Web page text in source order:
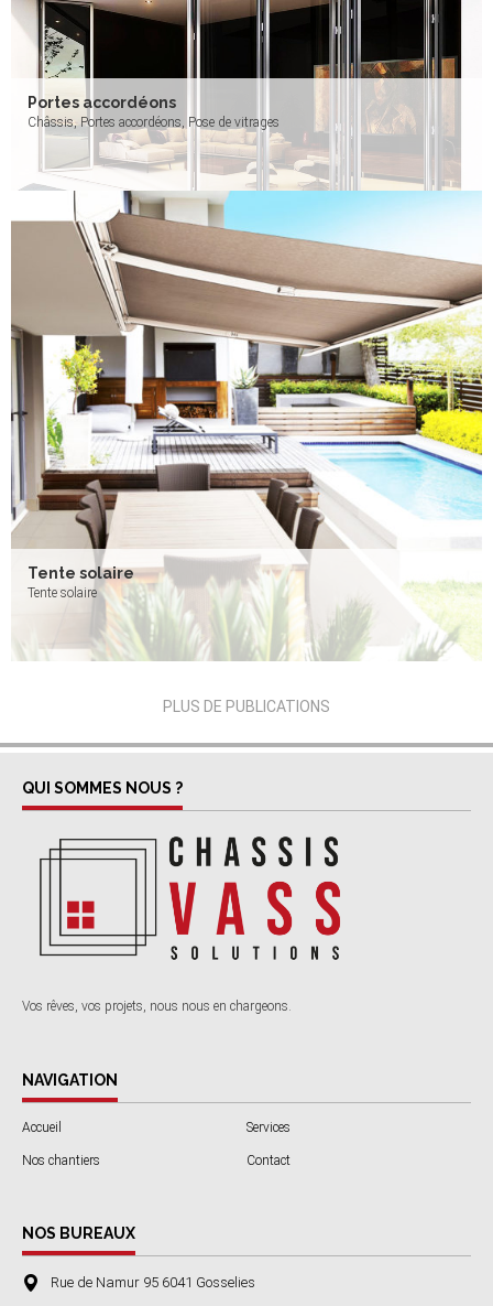
Portes accordéons
Châssis, Portes accordéons, Pose de vitrages
Tente solaire
Tente solaire
PLUS DE PUBLICATIONS
QUI SOMMES NOUS ?
Vos rêves, vos projets, nous nous en chargeons.
NAVIGATION
Accueil Services
Nos chantiers Contact
NOS BUREAUX
Rue de Namur 95 6041 Gosselies